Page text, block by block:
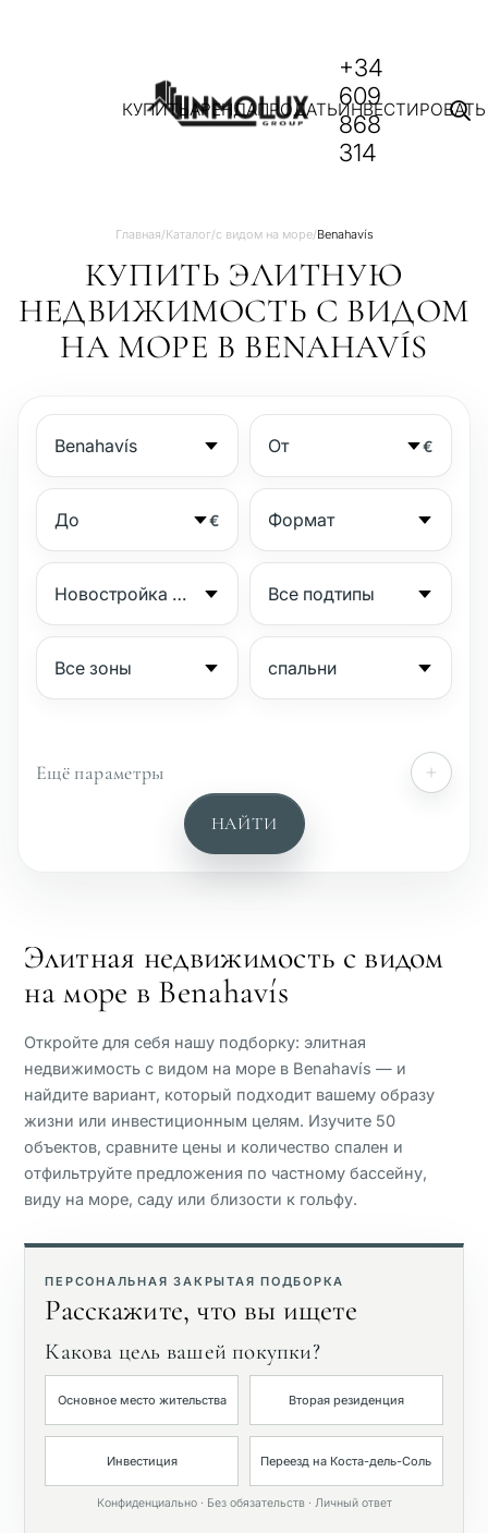
КУПИТЬАРЕНДАПРОДАТЬИНВЕСТИРОВАТЬ
+34
609
868
314
Главная/Каталог/с видом на море/Benahavís
КУПИТЬ ЭЛИТНУЮ
НЕДВИЖИМОСТЬ С ВИДОМ
НА МОРЕ В BENAHAVÍS
€
€
№
Вид на море
Панорамный вид
Вид на поле для гольфа
Частный сад
С лифтом
Первая линия гольфа
Ещё параметры
НАЙТИ
Элитная недвижимость с видом
на море в Benahavís
Откройте для себя нашу подборку: элитная
недвижимость с видом на море в Benahavís — и
найдите вариант, который подходит вашему образу
жизни или инвестиционным целям. Изучите 50
объектов, сравните цены и количество спален и
отфильтруйте предложения по частному бассейну,
виду на море, саду или близости к гольфу.
ПЕРСОНАЛЬНАЯ ЗАКРЫТАЯ ПОДБОРКА
Расскажите, что вы ищете
Какова цель вашей покупки?
Основное место жительства Вторая резиденция
Инвестиция Переезд на Коста-дель-Соль
Конфиденциально · Без обязательств · Личный ответ